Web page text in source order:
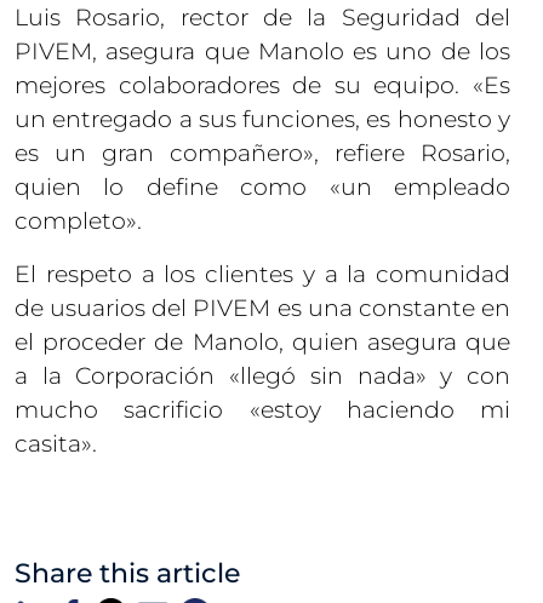
Luis Rosario, rector de la Seguridad del
PIVEM, asegura que Manolo es uno de los
mejores colaboradores de su equipo. «Es
un entregado a sus funciones, es honesto y
es un gran compañero», refiere Rosario,
quien lo define como «un empleado
completo».
El respeto a los clientes y a la comunidad
de usuarios del PIVEM es una constante en
el proceder de Manolo, quien asegura que
a la Corporación «llegó sin nada» y con
mucho sacrificio «estoy haciendo mi
casita».
Share this article